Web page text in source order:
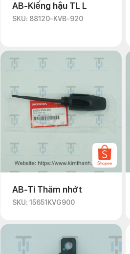
AB-Kiếng hậu TL L
SKU: 88120-KVB-920
AB-Ti Thăm nhớt
SKU: 15651KVG900